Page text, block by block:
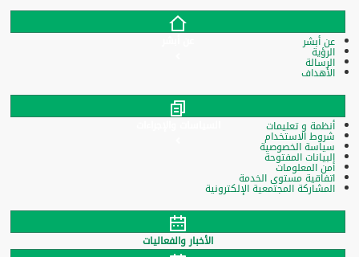
عن أبشر
الرؤية
الرسالة
الأهداف
أنظمة و تعليمات
شروط الاستخدام
سياسة الخصوصية
البيانات المفتوحة
أمن المعلومات
اتفاقية مستوى الخدمة
المشاركة المجتمعية الإلكترونية
الأخبار والفعاليات